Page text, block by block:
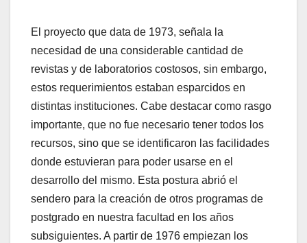
El proyecto que data de 1973, señala la
necesidad de una considerable cantidad de
revistas y de laboratorios costosos, sin embargo,
estos requerimientos estaban esparcidos en
distintas instituciones. Cabe destacar como rasgo
importante, que no fue necesario tener todos los
recursos, sino que se identificaron las facilidades
donde estuvieran para poder usarse en el
desarrollo del mismo. Esta postura abrió el
sendero para la creación de otros programas de
postgrado en nuestra facultad en los años
subsiguientes. A partir de 1976 empiezan los